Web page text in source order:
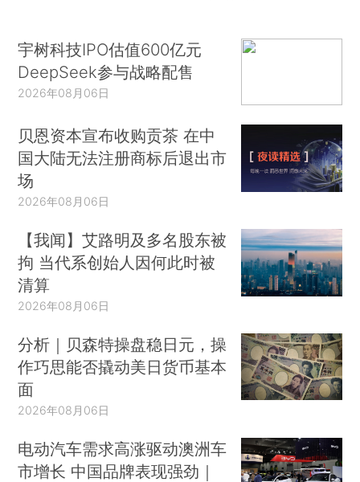
宇树科技IPO估值600亿元
DeepSeek参与战略配售
2026年08月06日
贝恩资本宣布收购贡茶 在中
国大陆无法注册商标后退出市
场
2026年08月06日
【我闻】艾路明及多名股东被
拘 当代系创始人因何此时被
清算
2026年08月06日
分析｜贝森特操盘稳日元，操
作巧思能否撬动美日货币基本
面
2026年08月06日
电动汽车需求高涨驱动澳洲车
市增长 中国品牌表现强劲｜